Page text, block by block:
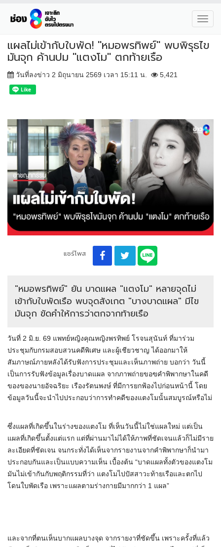
แผลไม่เข้ากับใบพัด! "หมอพรทิพย์" พบพิรุธไข
มันจุก ค้านปม "แตงโม" ตกท้ายเรือ
วันที่ลงข่าว 2 มิถุนายน 2569 เวลา 15:11 น. 5,421
แชร์โพส
"หมอพรทิพย์" ยัน บาดแผล "แตงโม" หลายจุดไม่
เข้ากับใบพัดเรือ พบจุดสังเกต "บางบาดแผล" มีไข
มันจุก ขัดคำให้การว่าตกจากท้ายเรือ
วันที่ 2 มิ.ย. 69 แพทย์หญิงคุณหญิงพรทิพย์ โรจนสุนันท์ ที่มาร่วม
ประชุมกับกรมสอบสวนคดีพิเศษ และผู้เชียวชาญ ได้ออกมาให้
สัมภาษณ์ภายหลังได้รับฟังการประชุมและเห็นภาพถ่าย บอกว่า วันนี้
เป็นการรับฟังข้อมูลเรื่องบาดแผล จากภาพถ่ายขอฃคำพิพากษาในคดี
ของของนายอัจฉริยะ เรืองรัตนพงษ์ ที่มีการยกฟ้องไปก่อนหน้านี้ โดย
ข้อมูลวันนี้จะนำไปประกอบว่าการทำคดีของแตงโมนั้นสมบูรณ์หรือไม่
ซึ่งแผลที่เกิดขึ้นในร่างของแตงโม ที่เห็นวันนี้ไม่ใช่แผลใหม่ แต่เป็น
แผลที่เกิดขึ้นตั้งแต่แรก แต่ที่ผ่านมาไม่ได้ให้ภาพที่ชัดเจนแล้วก็ไม่มีราย
ละเอียดที่ชัดเจน จนกระทั่งได้เห็นจากรายงานจากคำพิพากษาก็นำมา
ประกอบกันและเป็นแบบความเห็น เบื้องต้น “บาดแผลทั้งตัวของแตงโม
มันไม่เข้ากันกับพฤติกรรมที่ว่า แตงโมไปปัสสาวะท้ายเรือและตกไป
โดนใบพัดเรือ เพราะแผลตามร่างกายมีมากกว่า 1 แผล”
และจากที่ตนเห็นบากแผลบางจุด จากรายงาที่ชัดขึ้น เพราะครั้งที่แล้ว